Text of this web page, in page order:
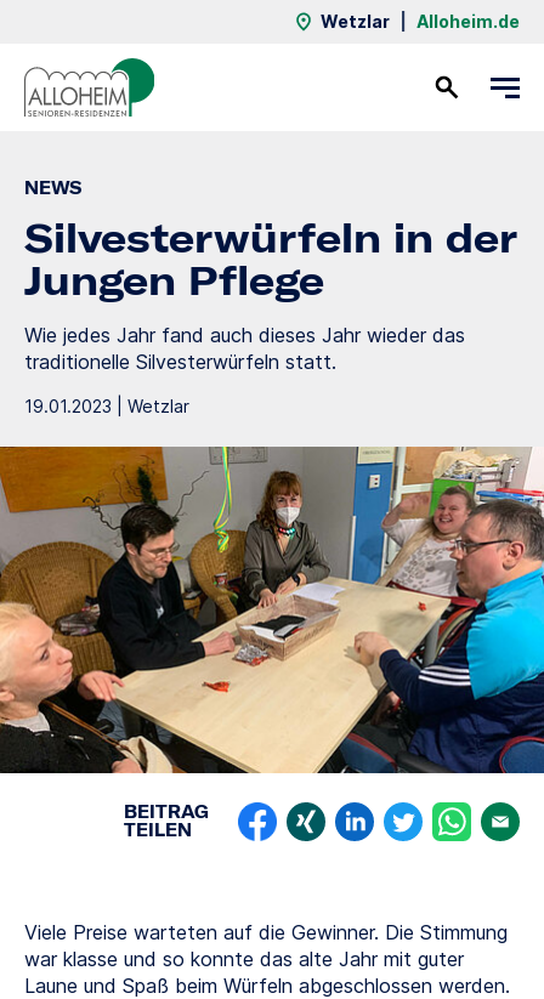
Wetzlar Alloheim.de
NEWS
Silvesterwürfeln in der
Jungen Pflege
Wie jedes Jahr fand auch dieses Jahr wieder das
traditionelle Silvesterwürfeln statt.
19.01.2023 | Wetzlar
BEITRAG
TEILEN
Viele Preise warteten auf die Gewinner. Die Stimmung
war klasse und so konnte das alte Jahr mit guter
Laune und Spaß beim Würfeln abgeschlossen werden.